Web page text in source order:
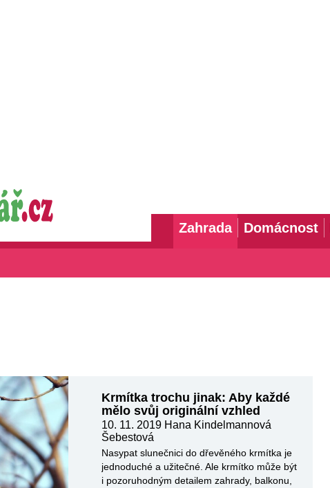
Zahrada Domácnost
Krmítka trochu jinak: Aby každé
mělo svůj originální vzhled
10. 11. 2019 Hana Kindelmannová
Šebestová
Nasypat slunečnici do dřevěného krmítka je
jednoduché a užitečné. Ale krmítko může být
i pozoruhodným detailem zahrady, balkonu,